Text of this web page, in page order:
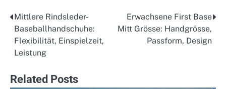
Post
navigation
Mittlere Rindsleder-
Baseballhandschuhe:
Flexibilität, Einspielzeit,
Leistung
Erwachsene First Base
Mitt Grösse: Handgrösse,
Passform, Design
Related Posts